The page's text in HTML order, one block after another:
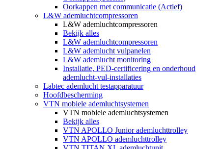
Oorkappen met communicatie (Actief)
L&W ademluchtcompressoren
L&W ademluchtcompressoren
Bekijk alles
L&W ademluchtcompressoren
L&W ademlucht vulpanelen
L&W ademlucht monitoring
Installatie, PED-certificering en onderhoud
ademlucht-vul-installaties
Labtec ademlucht testapparatuur
Hoofdbescherming
VTN mobiele ademluchtsystemen
VTN mobiele ademluchtsystemen
Bekijk alles
VTN APOLLO Junior ademluchttrolley
VTN APOLLO ademluchttrolley